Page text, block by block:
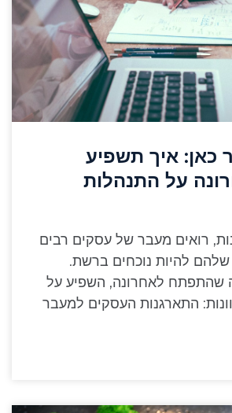
כאן: איך תשפיע
על התנהלות
רואים מעבר של עסקים רבים
להיות נוכחים ברשת.
שהתפתח לאחרונה, השפיע על
התארגנות העסקים למעבר